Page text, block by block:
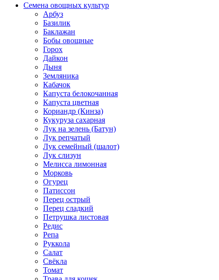
Семена овощных культур
Арбуз
Базилик
Баклажан
Бобы овощные
Горох
Дайкон
Дыня
Земляника
Кабачок
Капуста белокочанная
Капуста цветная
Кориандр (Кинза)
Кукуруза сахарная
Лук на зелень (Батун)
Лук репчатый
Лук семейный (шалот)
Лук слизун
Мелисса лимонная
Морковь
Огурец
Патиссон
Перец острый
Перец сладкий
Петрушка листовая
Редис
Репа
Руккола
Салат
Свёкла
Томат